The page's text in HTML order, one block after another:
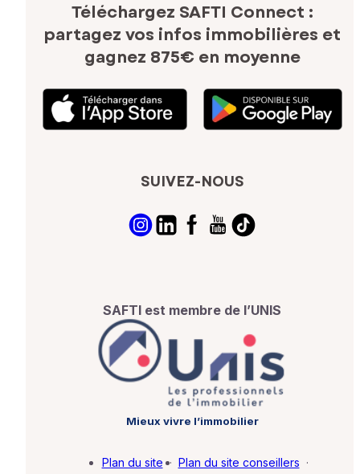
Téléchargez SAFTI Connect :
partagez vos infos immobilières et
gagnez 875€ en moyenne
SUIVEZ-NOUS
SAFTI est membre de l’UNIS
Mieux vivre l’immobilier
Plan du site · Plan du site conseillers ·